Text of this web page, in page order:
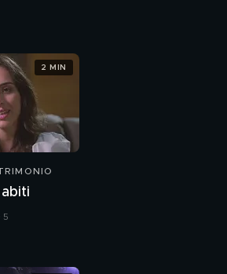
I festeggiamenti di
Ilaria e Christian
5
2 MIN